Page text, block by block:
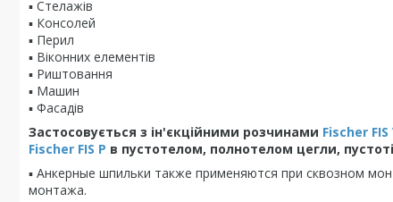
▪ Стелажів
▪ Консолей
▪ Перил
▪ Віконних елементів
▪ Риштовання
▪ Машин
▪ Фасадів
Застосовується з ін'єкційними розчинами Fischer FIS
Fischer FIS P в пустотелом, полнотелом цегли,
▪ Анкерные шпильки также применяются при сквозном
монтажа.